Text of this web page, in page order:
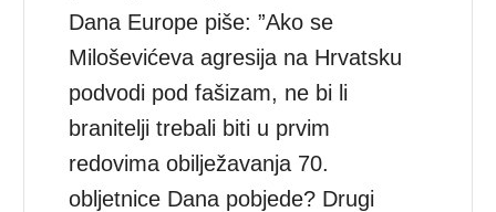
Dana Europe piše: ”Ako se
Miloševićeva agresija na Hrvatsku
podvodi pod fašizam, ne bi li
branitelji trebali biti u prvim
redovima obilježavanja 70.
obljetnice Dana pobjede? Drugi